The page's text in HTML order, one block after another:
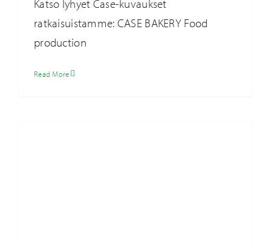
Katso lyhyet Case-kuvaukset
ratkaisuistamme: CASE BAKERY Food
production
Read More
Artukaisten savukaasupesuri vähentää Turku